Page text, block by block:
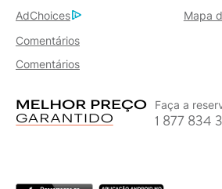
AdChoices
Mapa
Comentários
Comentários
Faça a
1 877 834